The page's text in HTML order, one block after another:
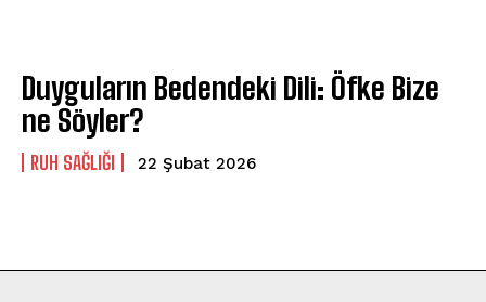
Duyguların Bedendeki Dili: Öfke Bize
ne Söyler?
⁠RUH SAĞLIĞI 22 Şubat 2026